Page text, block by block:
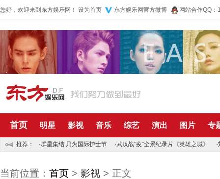
您好，欢迎来到东方娱乐网！ 设为首页 东方娱乐网官方微博 网站合作QQ
首页 明星 影视 音乐 综艺 演出 图片 专
推荐： ·群星集结 只为国际护士节 ·武汉战“疫”全景纪录片《英雄之城》 ·
当前位置： 首页 > 影视 > 正文